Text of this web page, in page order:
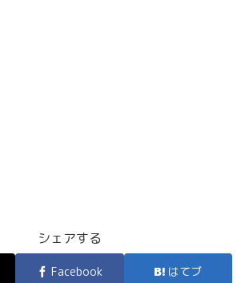
シェアする
Facebook はてブ